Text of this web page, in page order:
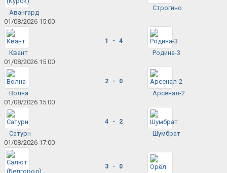
Авангард
Строгино
01/08/2026 15:00
Квант
1 - 4
Родина-3
01/08/2026 15:00
Волна
2 - 0
Арсенал-2
01/08/2026 15:00
Сатурн
4 - 2
Шумбрат
01/08/2026 17:00
3 - 0